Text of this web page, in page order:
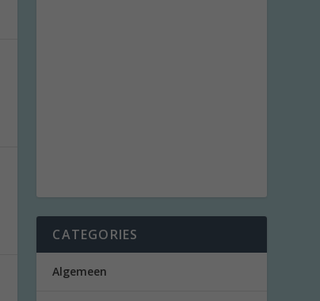
CATEGORIES
Algemeen